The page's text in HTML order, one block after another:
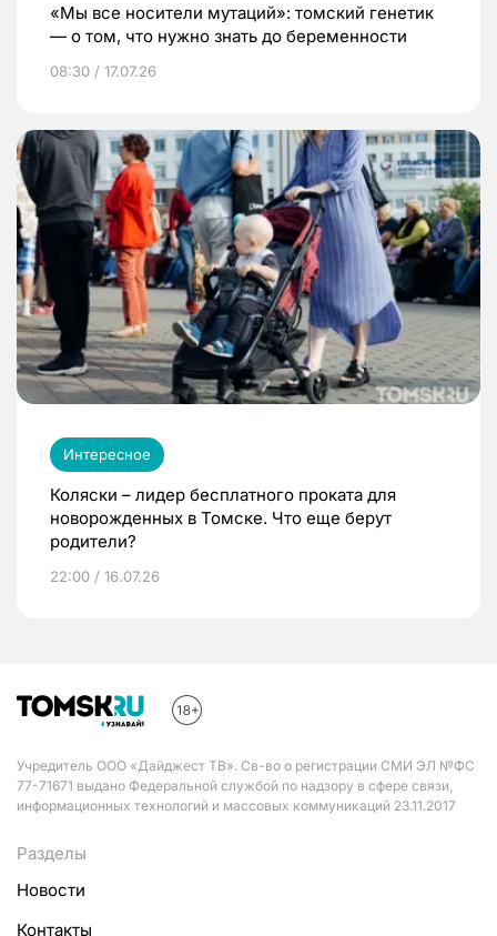
«Мы все носители мутаций»: томский генетик
— о том, что нужно знать до беременности
08:30 / 17.07.26
Интересное
Коляски – лидер бесплатного проката для
новорожденных в Томске. Что еще берут
родители?
22:00 / 16.07.26
Учредитель ООО «Дайджест ТВ». Св-во о регистрации СМИ ЭЛ №ФС
77-71671 выдано Федеральной службой по надзору в сфере связи,
информационных технологий и массовых коммуникаций 23.11.2017
Разделы
Новости
Контакты